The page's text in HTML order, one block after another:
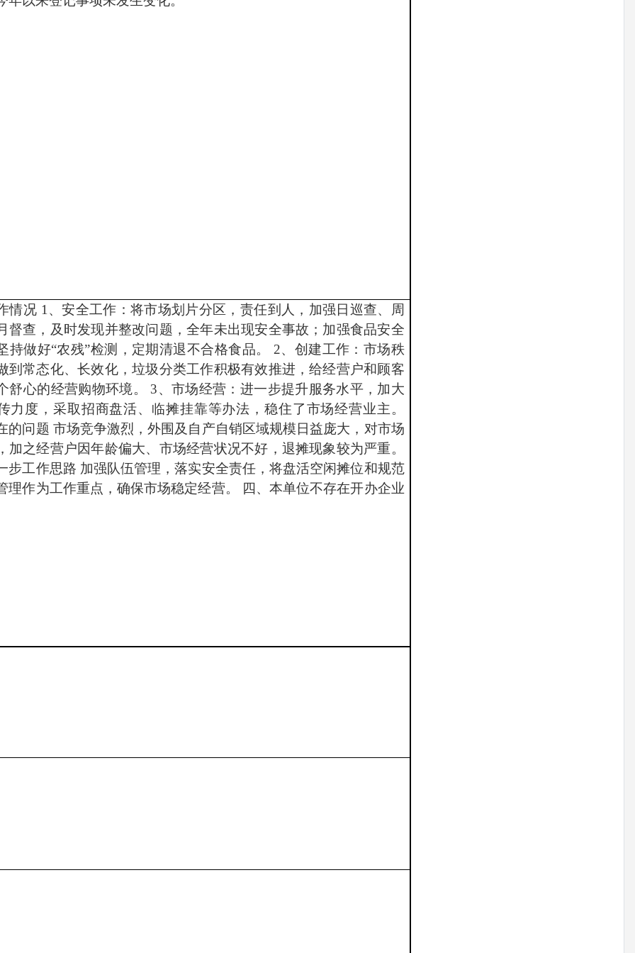
情况 1、安全工作：将市场划片分区，责任到人，加强日巡查、周
督查，及时发现并整改问题，全年未出现安全事故；加强食品安全
持做好“农残”检测，定期清退不合格食品。 2、创建工作：市场秩
到常态化、长效化，垃圾分类工作积极有效推进，给经营户和顾客
舒心的经营购物环境。 3、市场经营：进一步提升服务水平，加大
力度，采取招商盘活、临摊挂靠等办法，稳住了市场经营业主。
的问题 市场竞争激烈，外围及自产自销区域规模日益庞大，对市场
加之经营户因年龄偏大、市场经营状况不好，退摊现象较为严重。
步工作思路 加强队伍管理，落实安全责任，将盘活空闲摊位和规范
理作为工作重点，确保市场稳定经营。 四、本单位不存在开办企业